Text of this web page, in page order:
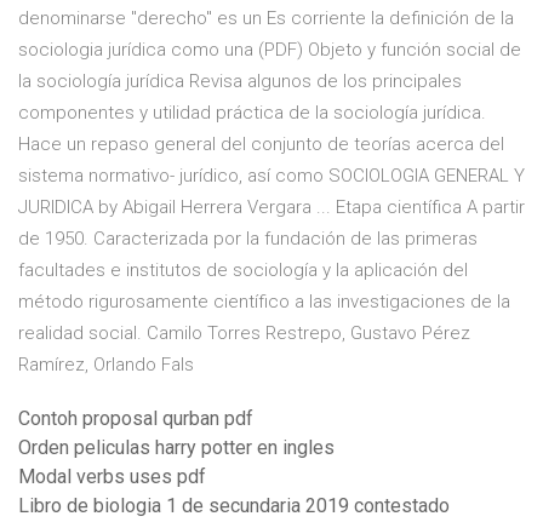
denominarse "derecho" es un Es corriente la definición de la
sociologia jurídica como una (PDF) Objeto y función social de
la sociología jurídica Revisa algunos de los principales
componentes y utilidad práctica de la sociología jurídica.
Hace un repaso general del conjunto de teorías acerca del
sistema normativo- jurídico, así como SOCIOLOGIA GENERAL Y
JURIDICA by Abigail Herrera Vergara ... Etapa científica A partir
de 1950. Caracterizada por la fundación de las primeras
facultades e institutos de sociología y la aplicación del
método rigurosamente científico a las investigaciones de la
realidad social. Camilo Torres Restrepo, Gustavo Pérez
Ramírez, Orlando Fals
Contoh proposal qurban pdf
Orden peliculas harry potter en ingles
Modal verbs uses pdf
Libro de biologia 1 de secundaria 2019 contestado